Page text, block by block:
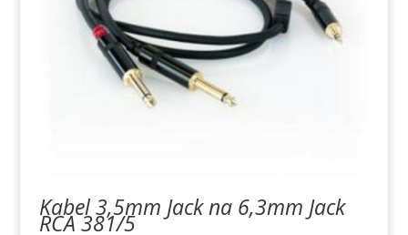
Kabel 3,5mm Jack na 6,3mm Jack
RCA 381/5